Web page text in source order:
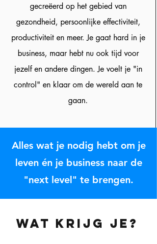
gecreëerd op het gebied van
gezondheid, persoonlijke effectiviteit,
productiviteit en meer. Je gaat hard in je
business, maar hebt nu ook tijd voor
jezelf en andere dingen. Je voelt je "in
control" en klaar om de wereld aan te
gaan.
Alles wat je nodig hebt om je
leven én je business naar de
"next level" te brengen.
wat krijg je?